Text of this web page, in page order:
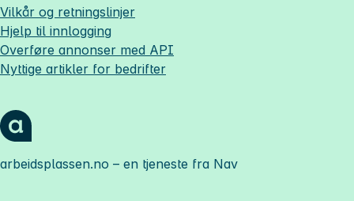
Vilkår og retningslinjer
Hjelp til innlogging
Overføre annonser med API
Nyttige artikler for bedrifter
arbeidsplassen.no – en tjeneste fra Nav